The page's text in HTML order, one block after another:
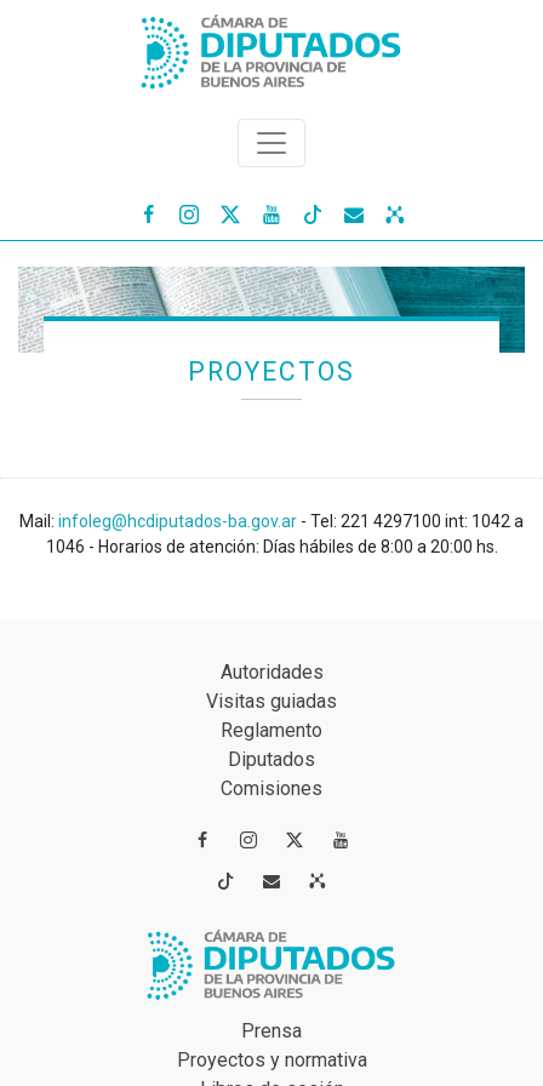
   
PROYECTOS
Mail: infoleg@hcdiputados-ba.gov.ar - Tel: 221 4297100 int: 1042 a
1046 - Horarios de atención: Días hábiles de 8:00 a 20:00 hs.
Autoridades
Visitas guiadas
Reglamento
Diputados
Comisiones
 
 
Prensa
Proyectos y normativa